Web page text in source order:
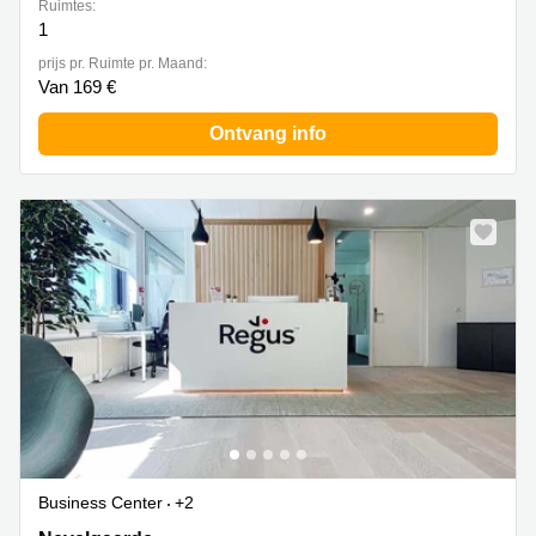
Ruimtes:
1
prijs pr. Ruimte pr. Maand:
Van 169 €
Ontvang info
Business Center
+2